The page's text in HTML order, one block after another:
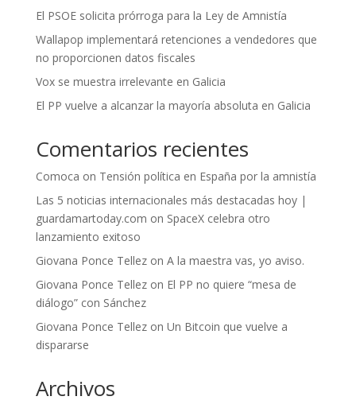
El PSOE solicita prórroga para la Ley de Amnistía
Wallapop implementará retenciones a vendedores que
no proporcionen datos fiscales
Vox se muestra irrelevante en Galicia
El PP vuelve a alcanzar la mayoría absoluta en Galicia
Comentarios recientes
Comoca on Tensión política en España por la amnistía
Las 5 noticias internacionales más destacadas hoy |
guardamartoday.com on SpaceX celebra otro
lanzamiento exitoso
Giovana Ponce Tellezon A la maestra vas, yo aviso.
Giovana Ponce Tellezon El PP no quiere “mesa de
diálogo” con Sánchez
Giovana Ponce Tellezon Un Bitcoin que vuelve a
dispararse
Archivos